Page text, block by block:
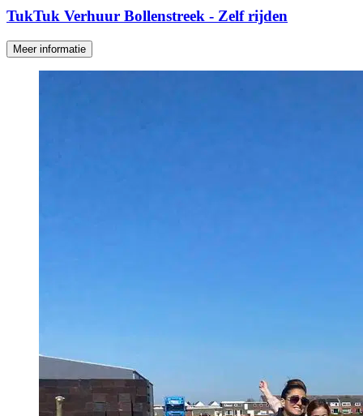
TukTuk Verhuur Bollenstreek - Zelf rijden
Meer informatie